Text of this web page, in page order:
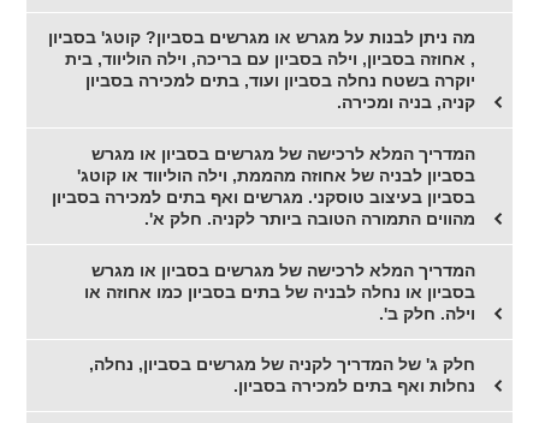
מה ניתן לבנות על מגרש או מגרשים בסביון? קוטג' בסביון
, אחוזה בסביון, וילה בסביון עם בריכה, וילה הוליווד, בית
יוקרה בשטח נחלה בסביון ועוד, בתים למכירה בסביון
קניה, בניה ומכירה.
המדריך המלא לרכישה של מגרשים בסביון או מגרש
בסביון לבניה של אחוזה מהממת, וילה הוליווד או קוטג'
בסביון בעיצוב טוסקני. מגרשים ואף בתים למכירה בסביון
מהווים התמורה הטובה ביותר לקניה. חלק א'.
המדריך המלא לרכישה של מגרשים בסביון או מגרש
בסביון או נחלה לבניה של בתים בסביון כמו אחוזה או
וילה. חלק ב'.
חלק ג' של המדריך לקניה של מגרשים בסביון, נחלה,
נחלות ואף בתים למכירה בסביון.